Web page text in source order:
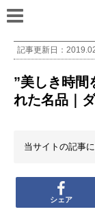
記事更新日：
”美しき時間
れた名品｜
当サイトの記事
シェア